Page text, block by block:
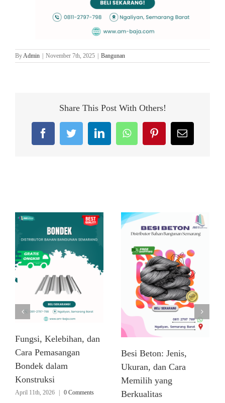
ByAdmin November 7th, 2025 Bangunan
Share This Post With Others!
FacebookTwitterLinkedInWhatsAppPinterestEmail
Fungsi, Kelebihan, dan
Cara Pemasangan
Bondek dalam
Konstruksi
April 11th, 2026 | 0 Comments
Besi Beton: Jenis,
Ukuran, dan Cara
Memilih yang
Berkualitas